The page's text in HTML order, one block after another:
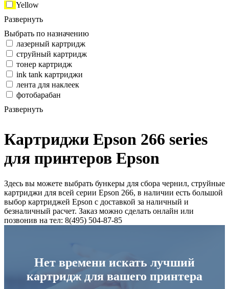
Yellow
Развернуть
Выбрать по назначению
лазерный картридж
струйный картридж
тонер картридж
ink tank картриджи
лента для наклеек
фотобарабан
Развернуть
Картриджи Epson 266 series
для принтеров Epson
Здесь вы можете выбрать бункеры для сбора чернил, струйные
картриджи для всей серии Epson 266, в наличии есть большой
выбор картриджей Epson с доставкой за наличный и
безналичный расчет. Заказ можно сделать онлайн или
позвонив на тел: 8(495) 504-87-85
Нет времени искать лучший
картридж для вашего принтера